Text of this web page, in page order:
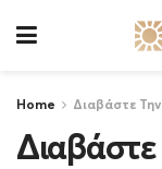
Home Διαβάστε